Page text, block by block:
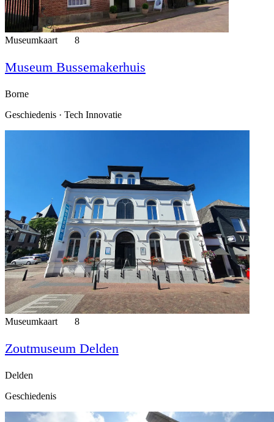
Museumkaart 8
Museum Bussemakerhuis
Borne
Geschiedenis · Tech Innovatie
Museumkaart 8
Zoutmuseum Delden
Delden
Geschiedenis